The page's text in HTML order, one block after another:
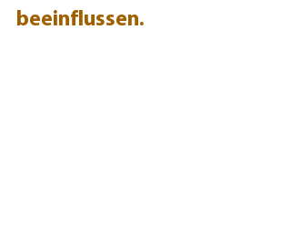
beeinflussen.